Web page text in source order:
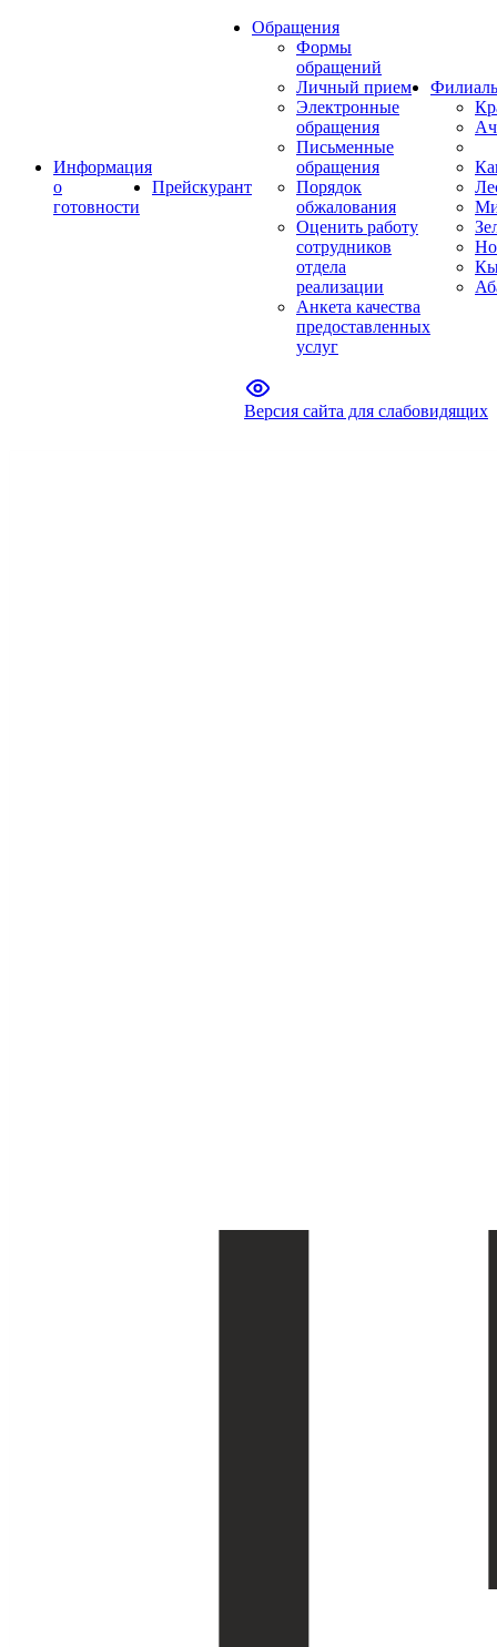
Информация
о
готовности
Прейскурант
Обращения
Формы
обращений
Личный прием
Электронные
обращения
Письменные
обращения
Порядок
обжалования
Оценить работу
сотрудников
отдела
реализации
Анкета качества
предоставленных
услуг
Версия сайта для слабовидящих